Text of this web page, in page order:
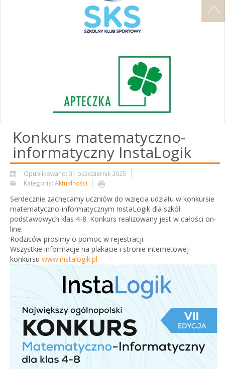
Konkurs matematyczno-
informatyczny InstaLogik
Opublikowano: 31 październik 2025
Kategoria: Aktualności
Serdecznie zachęcamy uczniów do wzięcia udziału w konkursie
matematyczno-informatycznym InstaLogik dla szkół
podstawowych klas 4-8. Konkurs realizowany jest w całości on-
line.
Rodziców prosimy o pomoc w rejestracji.
Wszystkie informacje na plakacie i stronie internetowej
konkursu www.instalogik.pl